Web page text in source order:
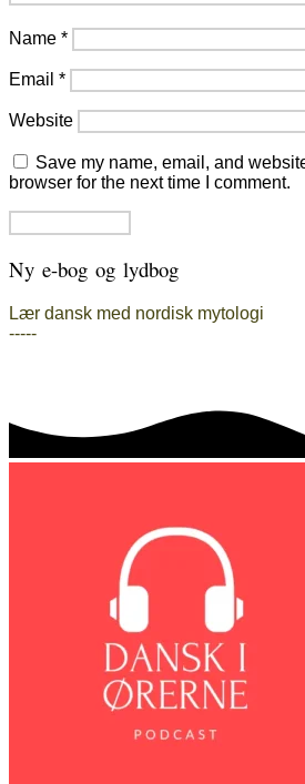
Name *
Email *
Website
Save my name, email, and
browser for the next time I comment.
Ny e-bog og lydbog
Lær dansk med nordisk mytologi
-----